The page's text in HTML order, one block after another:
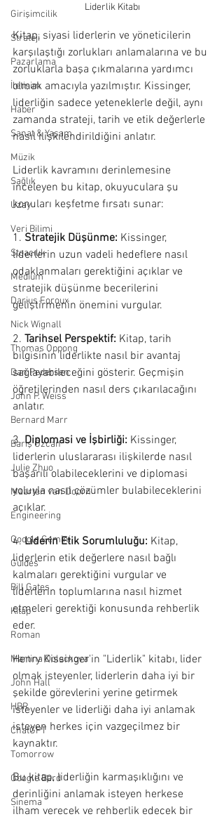
Girişimcilik
Strateji
Pazarlama
İletişim
Haber
Sanat & Yaşam
Müzik
Sağlık
Uzay
Veri Bilimi
Stoacılık
Medium
Darius Foroux
Nick Wignall
Thomas Oppong
Dan Pedersen
John P. Weiss
Bernard Marr
Barış Özcan
Julie Zhuo
Maarten van Doorn
Engineering
Google Gemini
Guides
Bill Gates
Kitap
Roman
Martina Doleckova
John Hall
HBR
ChatGPT
Tomorrow
Google Bard
Sinema
Liderlik Kitabı
Kitap, siyasi liderlerin ve yöneticilerin
karşılaştığı zorlukları anlamalarına ve bu
zorluklarla başa çıkmalarına yardımcı
olmak amacıyla yazılmıştır. Kissinger,
liderliğin sadece yeteneklerle değil, aynı
zamanda strateji, tarih ve etik değerlerle
nasıl ilişkilendirildiğini anlatır.
Liderlik kavramını derinlemesine
inceleyen bu kitap, okuyuculara şu
konuları keşfetme fırsatı sunar:
1. Stratejik Düşünme: Kissinger,
liderlerin uzun vadeli hedeflere nasıl
odaklanmaları gerektiğini açıklar ve
stratejik düşünme becerilerini
geliştirmenin önemini vurgular.
2. Tarihsel Perspektif: Kitap, tarih
bilgisinin liderlikte nasıl bir avantaj
sağlayabileceğini gösterir. Geçmişin
öğretilerinden nasıl ders çıkarılacağını
anlatır.
3. Diplomasi ve İşbirliği: Kissinger,
liderlerin uluslararası ilişkilerde nasıl
başarılı olabileceklerini ve diplomasi
yoluyla nasıl çözümler bulabileceklerini
açıklar.
4. Liderin Etik Sorumluluğu: Kitap,
liderlerin etik değerlere nasıl bağlı
kalmaları gerektiğini vurgular ve
liderlerin toplumlarına nasıl hizmet
etmeleri gerektiği konusunda rehberlik
eder.
Henry Kissinger'in "Liderlik" kitabı, lider
olmak isteyenler, liderlerin daha iyi bir
şekilde görevlerini yerine getirmek
isteyenler ve liderliği daha iyi anlamak
isteyen herkes için vazgeçilmez bir
kaynaktır.
Bu kitap, liderliğin karmaşıklığını ve
derinliğini anlamak isteyen herkese
ilham verecek ve rehberlik edecek bir